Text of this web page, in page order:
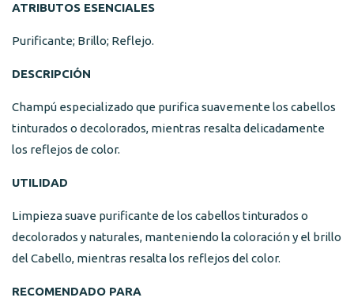
ATRIBUTOS ESENCIALES
Purificante; Brillo; Reflejo.
DESCRIPCIÓN
Champú especializado que purifica suavemente los cabellos
tinturados o decolorados, mientras resalta delicadamente
los reflejos de color.
UTILIDAD
Limpieza suave purificante de los cabellos tinturados o
decolorados y naturales, manteniendo la coloración y el brillo
del Cabello, mientras resalta los reflejos del color.
RECOMENDADO PARA